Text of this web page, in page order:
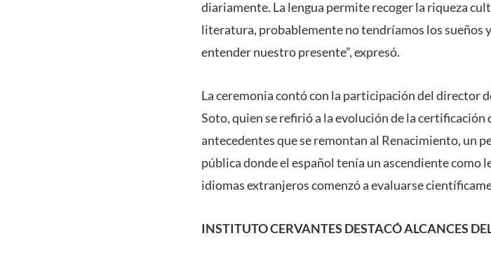
diariamente. La lengua permite recoger la riqueza
literatura, probablemente no tendríamos los sueños
entender nuestro presente”, expresó.
La ceremonia contó con la participación del director
Soto, quien se refirió a la evolución de la certificación
antecedentes que se remontan al Renacimiento, un
pública donde el español tenía un ascendiente como
idiomas extranjeros comenzó a evaluarse
INSTITUTO CERVANTES DESTACÓ ALCANCES